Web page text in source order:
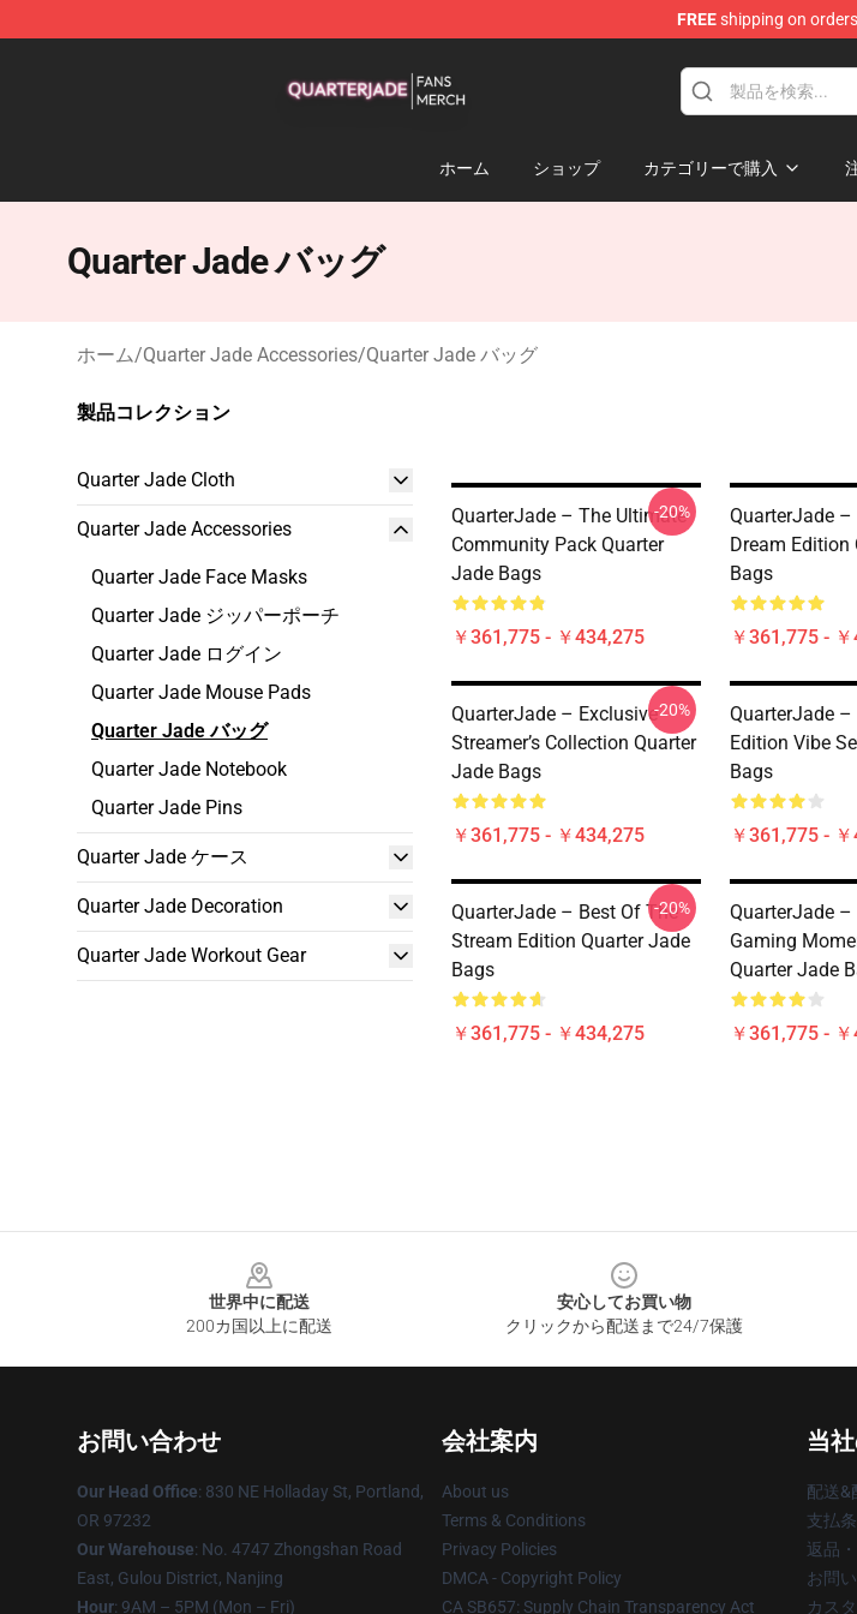
FREEshipping on
ホーム ショップ カテゴリーで購入
Quarter Jade バッグ
ホーム/Quarter Jade Accessories/Quarter Jade バッグ
製品コレクション
Quarter Jade Cloth
Quarter Jade Accessories
Quarter Jade Face Masks
Quarter Jade ジッパーポーチ
Quarter Jade ログイン
Quarter Jade Mouse Pads
Quarter Jade バッグ
Quarter Jade Notebook
Quarter Jade Pins
Quarter Jade ケース
Quarter Jade Decoration
Quarter Jade Workout Gear
QuarterJade – The Ultimate
Community Pack Quarter
Jade Bags
￥361,775 - ￥434,275
-20%
QuarterJade –
Dream Edition
Bags
￥361,775 -
QuarterJade – Exclusive
Streamer’s Collection Quarter
Jade Bags
￥361,775 - ￥434,275
-20%
QuarterJade
Edition Vibe
Bags
￥361,775 -
QuarterJade – Best Of The
Stream Edition Quarter Jade
Bags
￥361,775 - ￥434,275
-20%
QuarterJade
Gaming
Quarter Jade
￥361,775 -
世界中に配送
200カ国以上に配送
安心してお買い物
クリックから配送まで24/7保護
お問い合わせ
Our Head Office: 830 NE Holladay St, Portland,
OR 97232
Our Warehouse: No. 4747 Zhongshan Road
East, Gulou District, Nanjing
Hour: 9AM – 5PM (Mon – Fri)
会社案内
About us
Terms & Conditions
Privacy Policies
DMCA - Copyright Policy
CA SB657: Supply Chain Transparency Act
当
配送&
支払
返品
お問
カス